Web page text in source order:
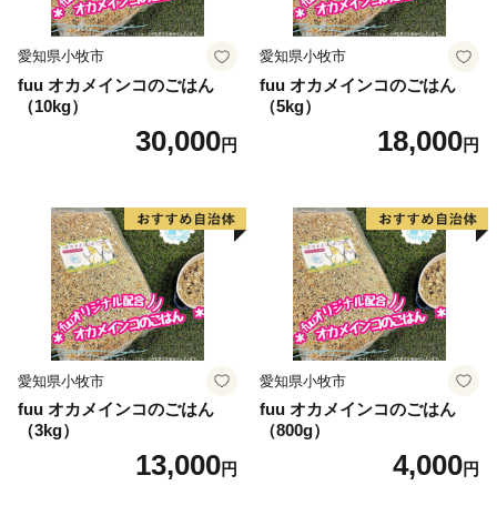
愛知県小牧市
fuu オカメインコのごはん
（10kg）
30,000円
愛知県小牧市
fuu オカメインコのごはん
（5kg）
18,000円
愛知県小牧市
fuu オカメインコのごはん
（3kg）
13,000円
愛知県小牧市
fuu オカメインコのごはん
（800g）
4,000円